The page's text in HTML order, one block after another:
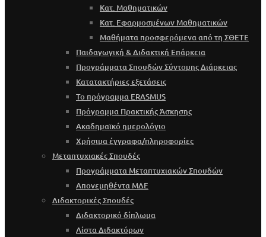
Κατ. Μαθηματικών
Κατ. Εφαρμοσμένων Μαθηματικών
Μαθήματα προσφερόμενα από τη ΣΘΕΤΕ
Παιδαγωγική & Διδακτική Επάρκεια
Προγράμματα Σπουδών Σύντομης Διάρκειας
Κατατακτήριες εξετάσεις
Το πρόγραμμα ERASMUS
Πρόγραμμα Πρακτικής Άσκησης
Ακαδημαϊκό ημερολόγιο
Χρήσιμα έγγραφα/πληροφορίες
Μεταπτυχιακές Σπουδές
Προγράμματα Μεταπτυχιακών Σπουδών
Απονεμηθέντα ΜΔΕ
Διδακτορικές Σπουδές
Διδακτορικό δίπλωμα
Λίστα Διδακτόρων